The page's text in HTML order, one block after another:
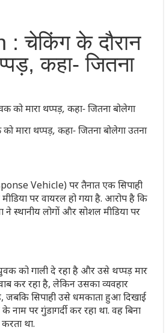
चेकिंग के दौरान
कहा- जितना
मारा थप्पड़, कहा- जितना बोलेगा उतना
Vehicle) पर तैनात एक सिपाही
पर वायरल हो गया है. आरोप है कि
ने स्थानीय लोगों और सोशल मीडिया पर
को गाली दे रहा है और उसे थप्पड़ मार
कर रहा है, लेकिन उसका व्यवहार
सिपाही उसे धमकाता हुआ दिखाई
नाम पर गुंडागर्दी कर रहा था. वह बिना
था.